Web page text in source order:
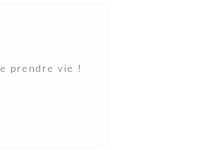
prendre vie !